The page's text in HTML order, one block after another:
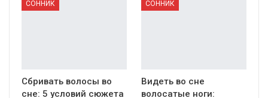
СОННИК
Сбривать волосы во
сне: 5 условий сюжета
СОННИК
Видеть во сне
волосатые ноги: